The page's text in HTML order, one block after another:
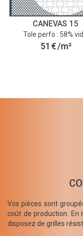
CANEVAS 15
Tole perfo : 58%
51 €/m²
Vos pièces sont
coût de production. En
disposez de grilles